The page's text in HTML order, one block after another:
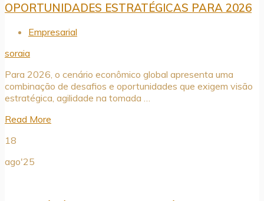
OPORTUNIDADES ESTRATÉGICAS PARA 2026
Empresarial
soraia
Para 2026, o cenário econômico global apresenta uma
combinação de desafios e oportunidades que exigem visão
estratégica, agilidade na tomada …
Read More
18
ago'25